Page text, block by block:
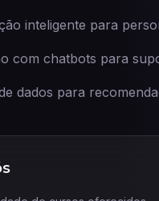
inteligente para
com chatbots para
dados para